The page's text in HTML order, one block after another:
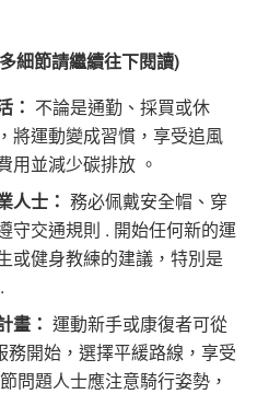
細節請繼續往下閱讀)
： 不論是通勤、採買或休
將運動變成習慣，享受追風
用並減少碳排放 。
人士： 務必佩戴安全帽、穿
守交通規則 . 開始任何新的運
或健身教練的建議，特別是
畫： 運動新手或康復者可從
開始，選擇平緩路線，享受
問題人士應注意騎行姿勢，